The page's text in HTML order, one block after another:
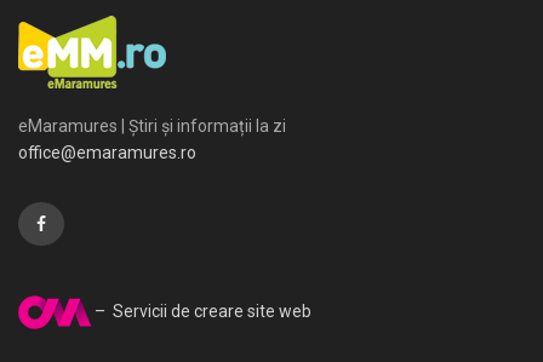
eMaramures | Știri și informații la zi
office@emaramures.ro
– Servicii de creare site web